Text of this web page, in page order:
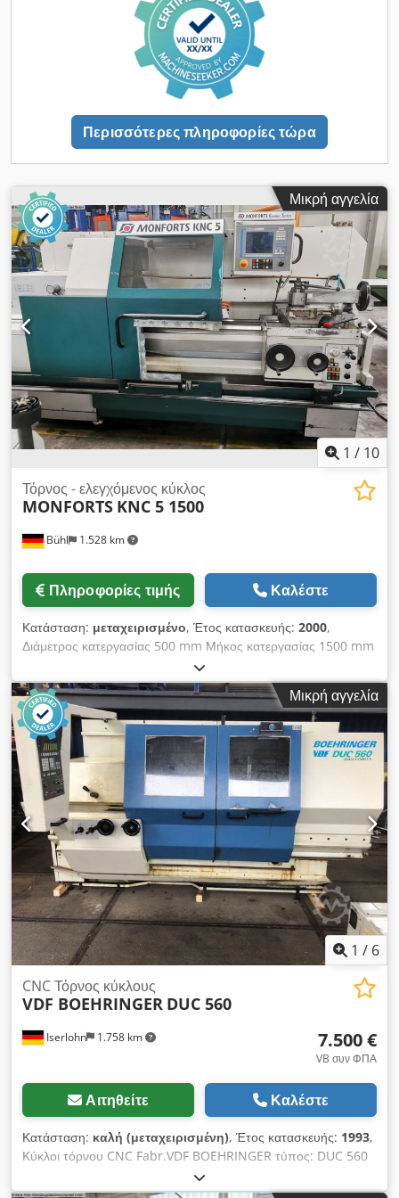
άξονας 7100 N Δύναμη τροφοδοσίας z-άξονας 12.500 N
Διαδρομή υποδοχής 345 mm Διαδρομή άνω υποδοχής 125
mm Πλάτος κρεβατιού 360 mm Διάμετρος κοπής τσοκ 80 mm
(πίρος ρευματοφόρου) Διαδρομή πίρου 190 mm Υποδοχή
ρευματοφόρου κέντρου MK 5 Dsdpfx Aeyrhm Ujc Teck
Μέγιστο βάρος τεμαχίου - ελεύθερο 400 kg Μέγιστο βάρος
τεμαχίου μεταξύ κέντρων 1000 kg Μέγιστο βάρος τεμαχίου ανά
πρόσθετη lunette 300 kg Σπείρωμα μετρικό 0,1 - 400 mm/
MULTIFIX, σταθερή υποστήριξη, σύστημα ψύξης.
Περισσότερες πληροφορίες τώρα
Μικρή αγγελία
1 / 10
Bühl 1.528 km
Τόρνος - ελεγχόμενος κύκλος
MONFORTS KNC 5 1500
Πληροφορίες τιμής Καλέστε
Κατάσταση: μεταχειρισμένο, Έτος κατασκευής: 2000,
Διάμετρος κατεργασίας 500 mm Μήκος κατεργασίας 1500 mm
Έλεγχος MONFORTS CONTROL Έλεγχος SYSTEM MTC-K
Διάμετρος κατεργασίας πάνω από το τραπέζι 290 mm
Διάμετρος οπής άξονα 70 mm Στροφές άξονα 3 - 2800
στροφές/λεπτό Ισχύς άξονα 15 kW Ροπή στον άξονα 1530 Nm
Κεφαλή άξονα DIN 55027 Gr. 8 Δύναμη τροφοδοσίας άξονα
X/Z 11300 N Ταχεία μετακίνηση - διαμήκης/εγκάρσια 10 / 5
m/min Πλάτος τραπεζιού 360 mm Διαδρομή εγκάρσιας
τσουκνίδας 265 mm Dcjdpfx Aovh Ncrsc Tek Διαδρομή άνω
τσουκνίδας 140 mm Διαστάσεις κεραμιδιού εργαλείου 32 x 25
mm Διάμετρος κεραμιδιού ουράς 80 mm Διαδρομή κεραμιδιού
ουράς 160 mm Υποδοχή ουράς MK 5 Βάρος μηχανήματος
περ. 3,3 t Διαστάσεις μηχανήματος Μ x Π x Υ 3,45 x 1,65 x
1,93 m Εξοπλισμός: τσοκ 3-σιαγόνων ROTA-S plus 250 mmø,
κεφαλή κατόχου εργαλείων 4-θέσεων PARAT, σύστημα ψύξης.
Μικρή αγγελία
1 / 6
Iserlohn 1.758 km
CNC Τόρνος κύκλους
VDF BOEHRINGER DUC 560
7.500 €
VB συν ΦΠΑ
Αιτηθείτε Καλέστε
Κατάσταση: καλή (μεταχειρισμένη), Έτος κατασκευής: 1993,
Κύκλοι τόρνου CNC Fabr.VDF BOEHRINGER τύπος: DUC 560
BJ. 1993 με έλεγχο SIEMENS SINUMERIK 805T. Μήκος
περιστροφής: 1000 mm Διάμετρος στρέψεως πάνω από το